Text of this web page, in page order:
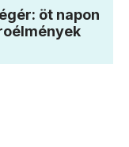
öt napon